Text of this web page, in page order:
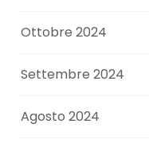
Ottobre 2024
Settembre 2024
Agosto 2024